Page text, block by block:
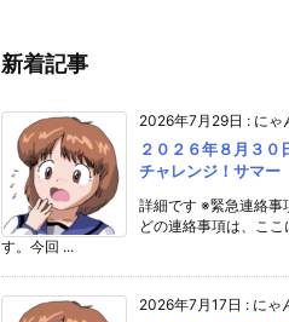
新着記事
2026年7月29日 : にゃ
２０２６年８月３０
チャレンジ！サマー
詳細です ※緊急連絡事
どの連絡事項は、ここ
す。今回 ...
2026年7月17日 : にゃ